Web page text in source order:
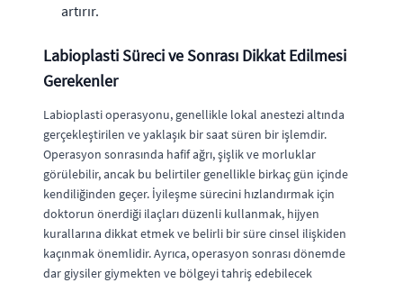
artırır.
Labioplasti Süreci ve Sonrası Dikkat Edilmesi
Gerekenler
Labioplasti operasyonu, genellikle lokal anestezi altında
gerçekleştirilen ve yaklaşık bir saat süren bir işlemdir.
Operasyon sonrasında hafif ağrı, şişlik ve morluklar
görülebilir, ancak bu belirtiler genellikle birkaç gün içinde
kendiliğinden geçer. İyileşme sürecini hızlandırmak için
doktorun önerdiği ilaçları düzenli kullanmak, hijyen
kurallarına dikkat etmek ve belirli bir süre cinsel ilişkiden
kaçınmak önemlidir. Ayrıca, operasyon sonrası dönemde
dar giysiler giymekten ve bölgeyi tahriş edebilecek